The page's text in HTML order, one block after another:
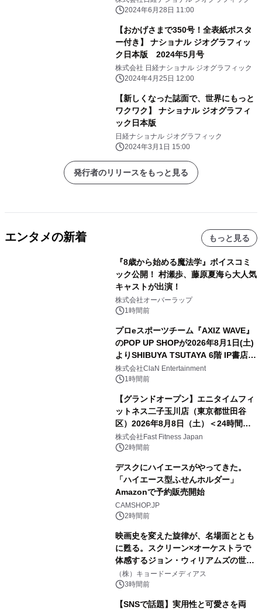
稿をめぐる、物語のような事実 開催の
お知らせ
2024年6月28日 11:00
【おかげさまで350号！全表紙ポスタ
ー付き】 ナショナル ジオグラフィッ
ク日本版 2024年5月号
株式会社 日経ナショナル ジオグラフィック
2024年4月25日 12:00
【新しくなった誌面で、世界にもっと
ワクワク】 ナショナル ジオグラフィ
ック日本版
日経ナショナル ジオグラフィック
2024年3月1日 15:00
発行者のリリースをもっと見る
エンタメの新着 もっと見る
『8歳から始める魔法学』ボイスコミ
ック公開！ 村瀬歩、藤原夏海ら大人気
キャストが出演！
株式会社オーバーラップ
1時間前
プロeスポーツチーム『AXIZ WAVE』
のPOP UP SHOPが2026年8月1日(土)
よりSHIBUYA TSUTAYA 6階 IP書店で
開催決定！！
株式会社ClaN Entertainment
1時間前
【グランドオープン】エニタイムフィ
ットネス二子玉川店（東京都世田谷
区）2026年8月8日（土）＜24時間年
中無休のフィットネスジム＞
株式会社Fast Fitness Japan
2時間前
デスクにハイエースがやってきた。
「ハイエース型ふせんホルダー」
Amazonで予約販売開始
CAMSHOP.JP
2時間前
映画史を変えた旋律が、名場面ととも
に甦る。スクリーン×オーケストラで
体感するジョン・ウィリアムズの世
界。ジョン・ウィリアムズ：シネマ・
スペクタキュラー・コンサート 開催決
定！
（株）キョードーメディアス
3時間前
【SNSで話題】実用性と可愛さを両